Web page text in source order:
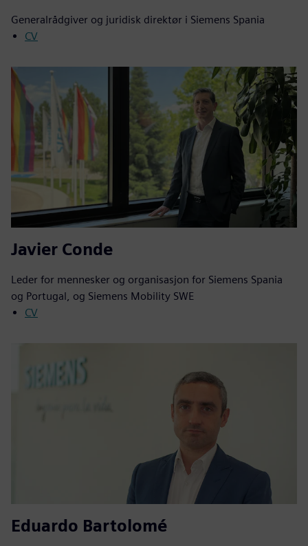
Generalrådgiver og juridisk direktør i Siemens Spania
CV
Javier Conde
Leder for mennesker og organisasjon for Siemens Spania
og Portugal, og Siemens Mobility SWE
CV
Eduardo Bartolomé